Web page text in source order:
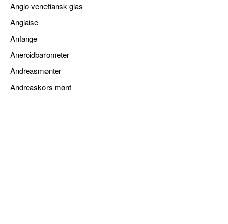
Anglo-venetiansk glas
Anglaise
Anfange
Aneroidbarometer
Andreasmønter
Andreaskors mønt